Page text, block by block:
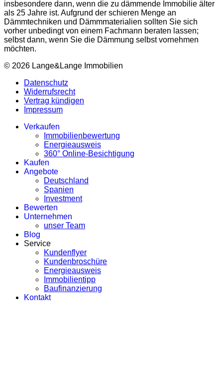
insbesondere dann, wenn die zu dämmende Immobilie älter
als 25 Jahre ist. Aufgrund der schieren Menge an
Dämmtechniken und Dämmmaterialien sollten Sie sich
vorher unbedingt von einem Fachmann beraten lassen;
selbst dann, wenn Sie die Dämmung selbst vornehmen
möchten.
© 2026 Lange&Lange Immobilien
Datenschutz
Widerrufsrecht
Vertrag kündigen
Impressum
Verkaufen
Immobilienbewertung
Energieausweis
360° Online-Besichtigung
Kaufen
Angebote
Deutschland
Spanien
Investment
Bewerten
Unternehmen
unser Team
Blog
Service
Kundenflyer
Kundenbroschüre
Energieausweis
Immobilientipp
Baufinanzierung
Kontakt